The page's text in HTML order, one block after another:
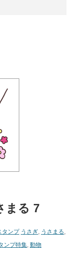
まる 7
タンプ うさぎ, うさまる,
ンプ特集, 動物